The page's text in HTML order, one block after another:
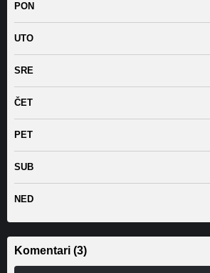
PON
UTO
SRE
ČET
PET
SUB
NED
Komentari (3)